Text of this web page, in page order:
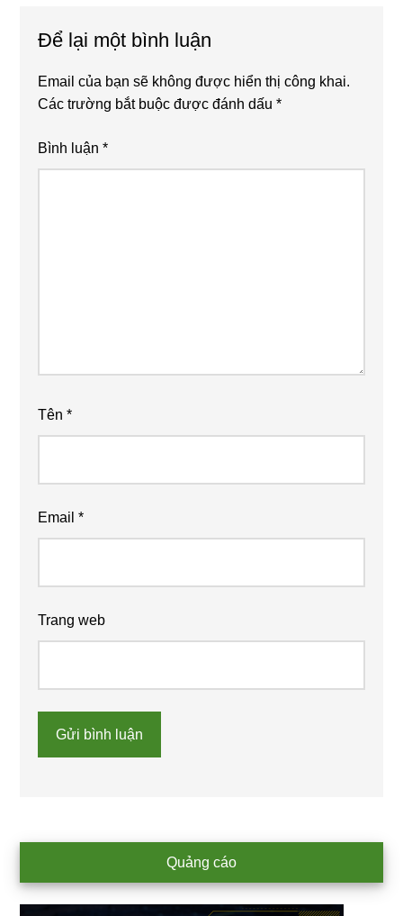
Để lại một bình luận
Email của bạn sẽ không được hiển thị công khai.
Các trường bắt buộc được đánh dấu*
Bình luận*
Tên*
Email*
Trang web
Sidebar
Quảng cáo